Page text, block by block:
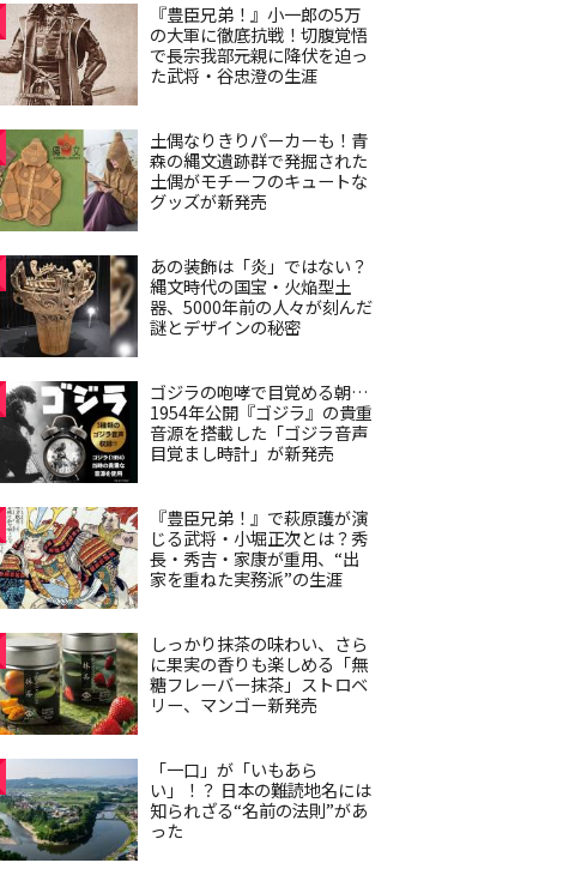
『豊臣兄弟！』小一郎の5万
の大軍に徹底抗戦！切腹覚悟
で長宗我部元親に降伏を迫っ
た武将・谷忠澄の生涯
土偶なりきりパーカーも！青
森の縄文遺跡群で発掘された
土偶がモチーフのキュートな
グッズが新発売
あの装飾は「炎」ではない？
縄文時代の国宝・火焔型土
器、5000年前の人々が刻んだ
謎とデザインの秘密
ゴジラの咆哮で目覚める朝…
1954年公開『ゴジラ』の貴重
音源を搭載した「ゴジラ音声
目覚まし時計」が新発売
『豊臣兄弟！』で萩原護が演
じる武将・小堀正次とは？秀
長・秀吉・家康が重用、“出
家を重ねた実務派”の生涯
しっかり抹茶の味わい、さら
に果実の香りも楽しめる「無
糖フレーバー抹茶」ストロベ
リー、マンゴー新発売
「一口」が「いもあら
い」！？ 日本の難読地名には
知られざる“名前の法則”があ
った